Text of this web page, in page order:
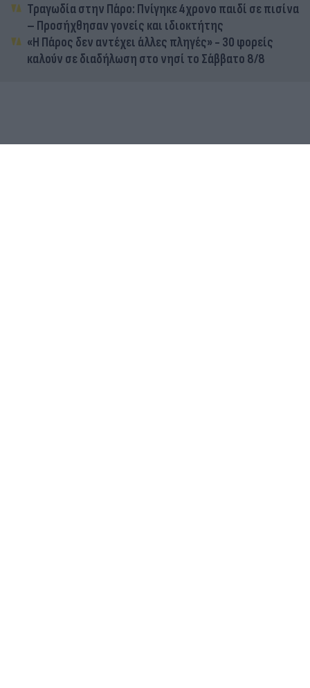
Τραγωδία στην Πάρο: Πνίγηκε 4χρονο παιδί σε πισίνα
– Προσήχθησαν γονείς και ιδιοκτήτης
«Η Πάρος δεν αντέχει άλλες πληγές» - 30 φορείς
καλούν σε διαδήλωση στο νησί το Σάββατο 8/8